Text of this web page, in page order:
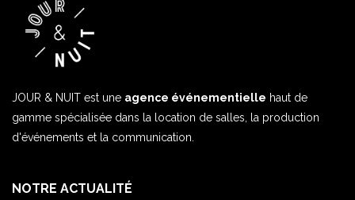
JOUR & NUIT est une agence événementielle haut de
gamme spécialisée dans la location de salles, la production
d'événements et la communication.
NOTRE ACTUALITÉ